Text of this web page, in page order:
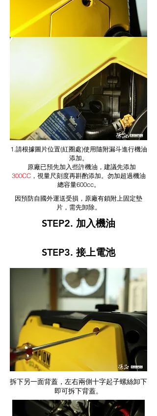
1.請根據圖片位置(紅圈處)使用隨附漏斗進行機油
添加。
原廠已預先加入些許機油，建議先添加
300CC，視量尺刻度再斟酌添加。勿加超過機油
總容量600cc。
因預防自國外運送受損，原廠有鎖附上固定墊
片，需先卸除。
STEP2. 加入機油
STEP3. 接上電池
拆下另一面背蓋，左右兩側十字起子螺絲卸下
即可拆下背蓋。